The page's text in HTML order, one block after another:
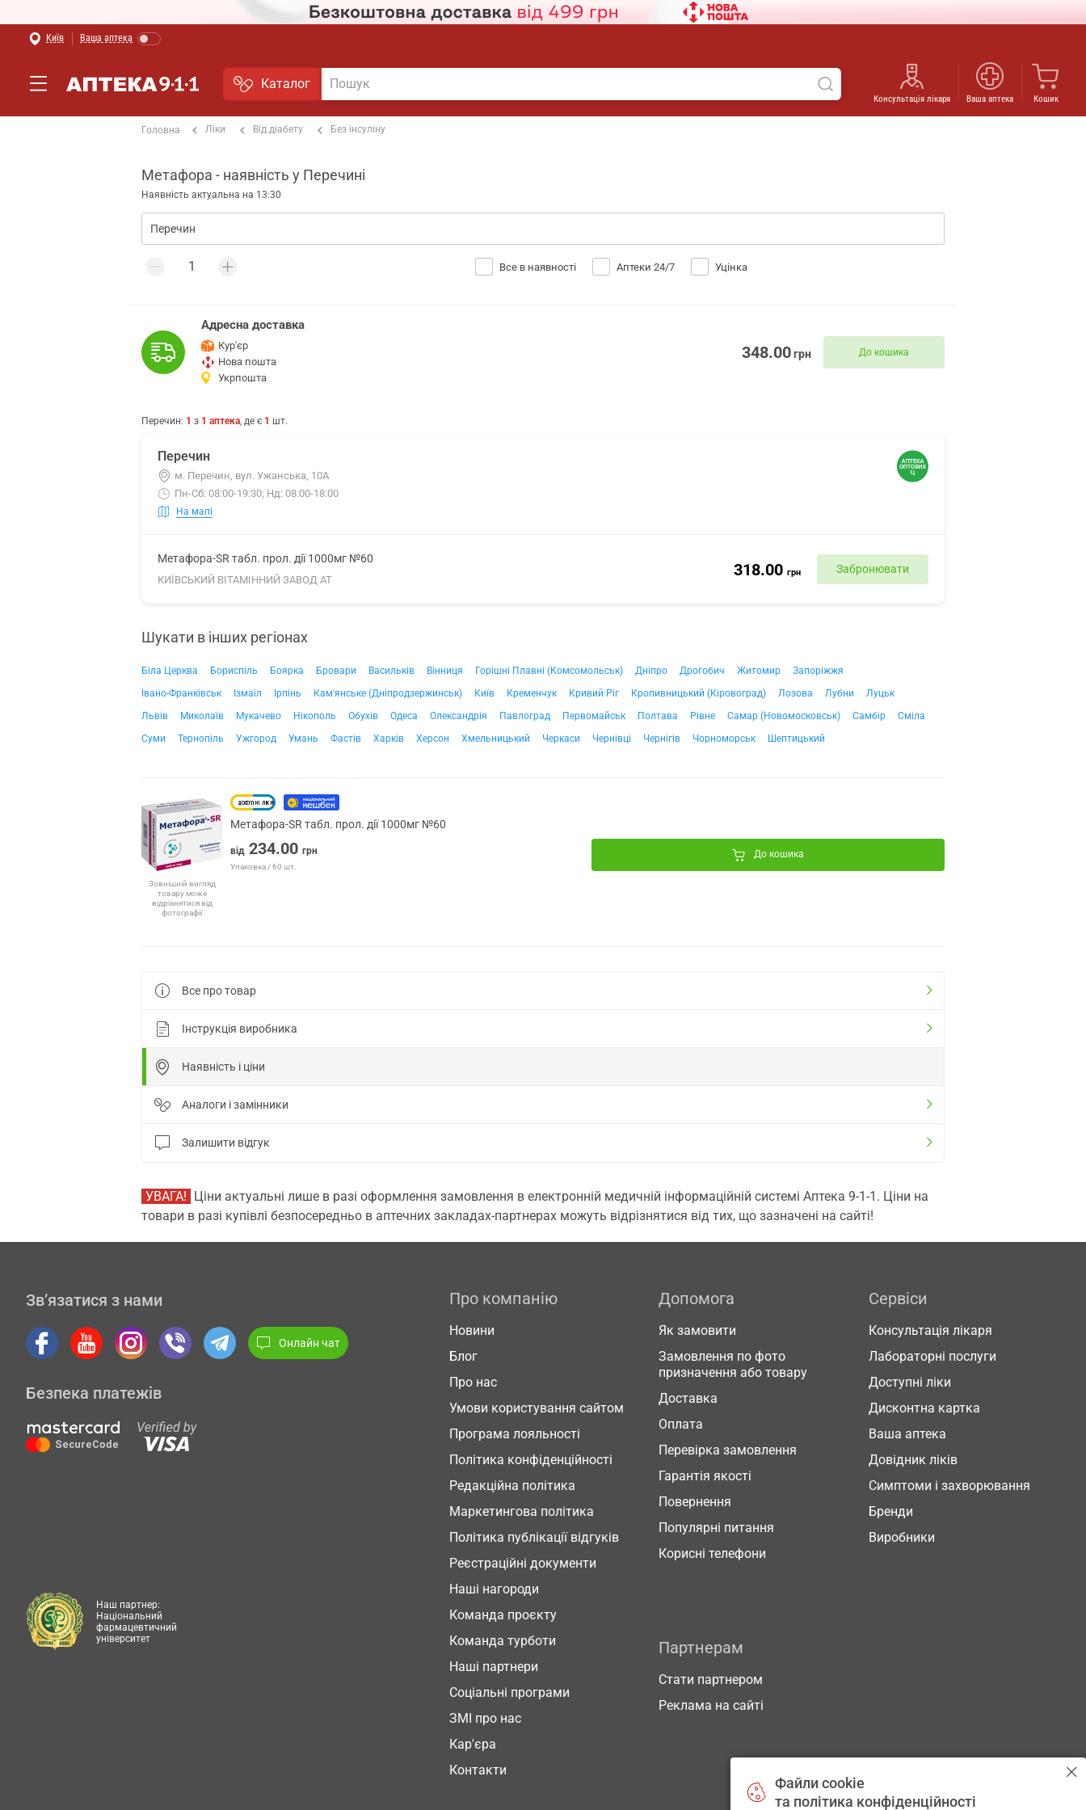
Київ Ваша аптека
Каталог
Консультація лікаря Ваша аптека Кошик
Головна Ліки Від діабету Без інсуліну
Метафора - наявність у Перечині
Наявність актуальна на 13:30
Все в наявності Аптеки 24/7 Уцінка
Адресна доставка
Кур'єр
Нова пошта
Укрпошта
348.00грн До кошика
Перечин: 1 з 1 аптека, де є 1 шт.
Перечин
м. Перечин, вул. Ужанська, 10А
Пн-Сб: 08:00-19:30; Нд: 08:00-18:00
На мапі
Метафора-SR табл. прол. дії 1000мг №60
КИЇВСЬКИЙ ВІТАМІННИЙ ЗАВОД АТ
318.00 грн Забронювати
Шукати в інших регіонах
Біла Церква Бориспіль Боярка Бровари Васильків Вінниця Горішні Плавні (Комсомольськ) Дніпро Дрогобич Житомир
Запоріжжя
Івано-Франківськ
Ізмаїл Ірпінь Кам'янське (Дніпродзержинськ) Київ Кременчук Кривий Ріг Кропивницький (Кіровоград) Лозова Лубни
Луцьк
Львів
Миколаїв Мукачево Нікополь Обухів Одеса Олександрія Павлоград Первомайськ Полтава Рівне Самар (Новомосковськ) Самбір
Сміла
Суми
Тернопіль Ужгород Умань Фастів Харків Херсон Хмельницький Черкаси Чернівці Чернігів Чорноморськ Шептицький
Зовнішній вигляд
товару може
відрізнятися від
фотографії
Метафора-SR табл. прол. дії 1000мг №60
від 234.00 грн
Упаковка / 60 шт.
До кошика
Все про товар
Інструкція виробника
Наявність і ціни
Аналоги і замінники
Залишити відгук
УВАГА! Ціни актуальні лише в разі оформлення замовлення в електронній медичній інформаційній системі Аптека 9-1-1. Ціни на
товари в разі купівлі безпосередньо в аптечних закладах-партнерах можуть відрізнятися від тих, що зазначені на сайті!
Зв’язатися з нами
Онлайн чат
Безпека платежів
Про компанію
Новини
Блог
Про нас
Умови користування сайтом
Програма лояльності
Політика конфіденційності
Редакційна політика
Маркетингова політика
Політика публікації відгуків
Реєстраційні документи
Наші нагороди
Команда проєкту
Команда турботи
Наші партнери
Соціальні програми
ЗМІ про нас
Кар'єра
Контакти
Допомога
Як замовити
Замовлення по фото
призначення або товару
Доставка
Оплата
Перевірка замовлення
Гарантія якості
Повернення
Популярні питання
Корисні телефони
Сервіси
Консультація лікаря
Лабораторні послуги
Доступні ліки
Дисконтна картка
Ваша аптека
Довідник ліків
Симптоми і захворювання
Бренди
Виробники
Партнерам
Стати партнером
Реклама на сайті
Наш партнер:
Національний
фармацевтичний
університет
Файли cookie
та політика конфіденційності